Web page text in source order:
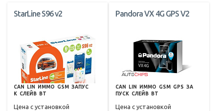
StarLine S96 v2
CAN LIN ИММО GSM ЗАПУС
К СЛЕЙВ BT
Цена с установкой
Pandora VX 4G GPS V2
CAN LIN ИММО GSM GPS ЗА
ПУСК СЛЕЙВ BT
Цена с установкой